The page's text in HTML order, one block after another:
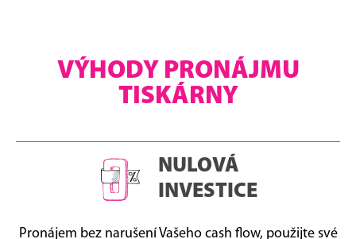
VÝHODY PRONÁJMU
TISKÁRNY
NULOVÁ
INVESTICE
Pronájem bez narušení Vašeho cash flow, použijte své